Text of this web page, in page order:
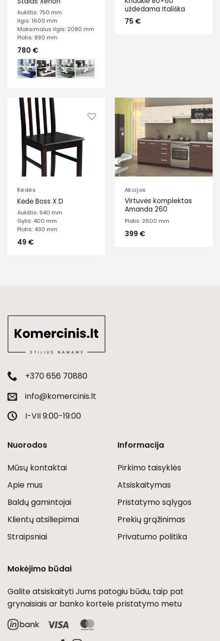
Aukštis: 750 mm
Ilgis: 1600 mm
Maksimalus ilgis: 2080 mm
Plotis: 890 mm
780 €
uždedama Itališka
75 €
Kėdės
Kėdė Boss X D
Aukštis: 940 mm
Gylis: 400 mm
Plotis: 430 mm
49 €
Akcijos
Virtuvės komplektas
Amanda 260
Plotis: 2600 mm
399 €
+370 656 70880
info@komercinis.lt
I-VII 9:00-19:00
Nuorodos
Mūsų kontaktai
Apie mus
Baldų gamintojai
Klientų atsiliepimai
Straipsniai
Informacija
Pirkimo taisyklės
Atsiskaitymas
Pristatymo sąlygos
Prekių grąžinimas
Privatumo politika
Mokėjimo būdai
Galite atsiskaityti Jums patogiu būdu, taip pat
grynaisiais ar banko kortele pristatymo metu
Visa